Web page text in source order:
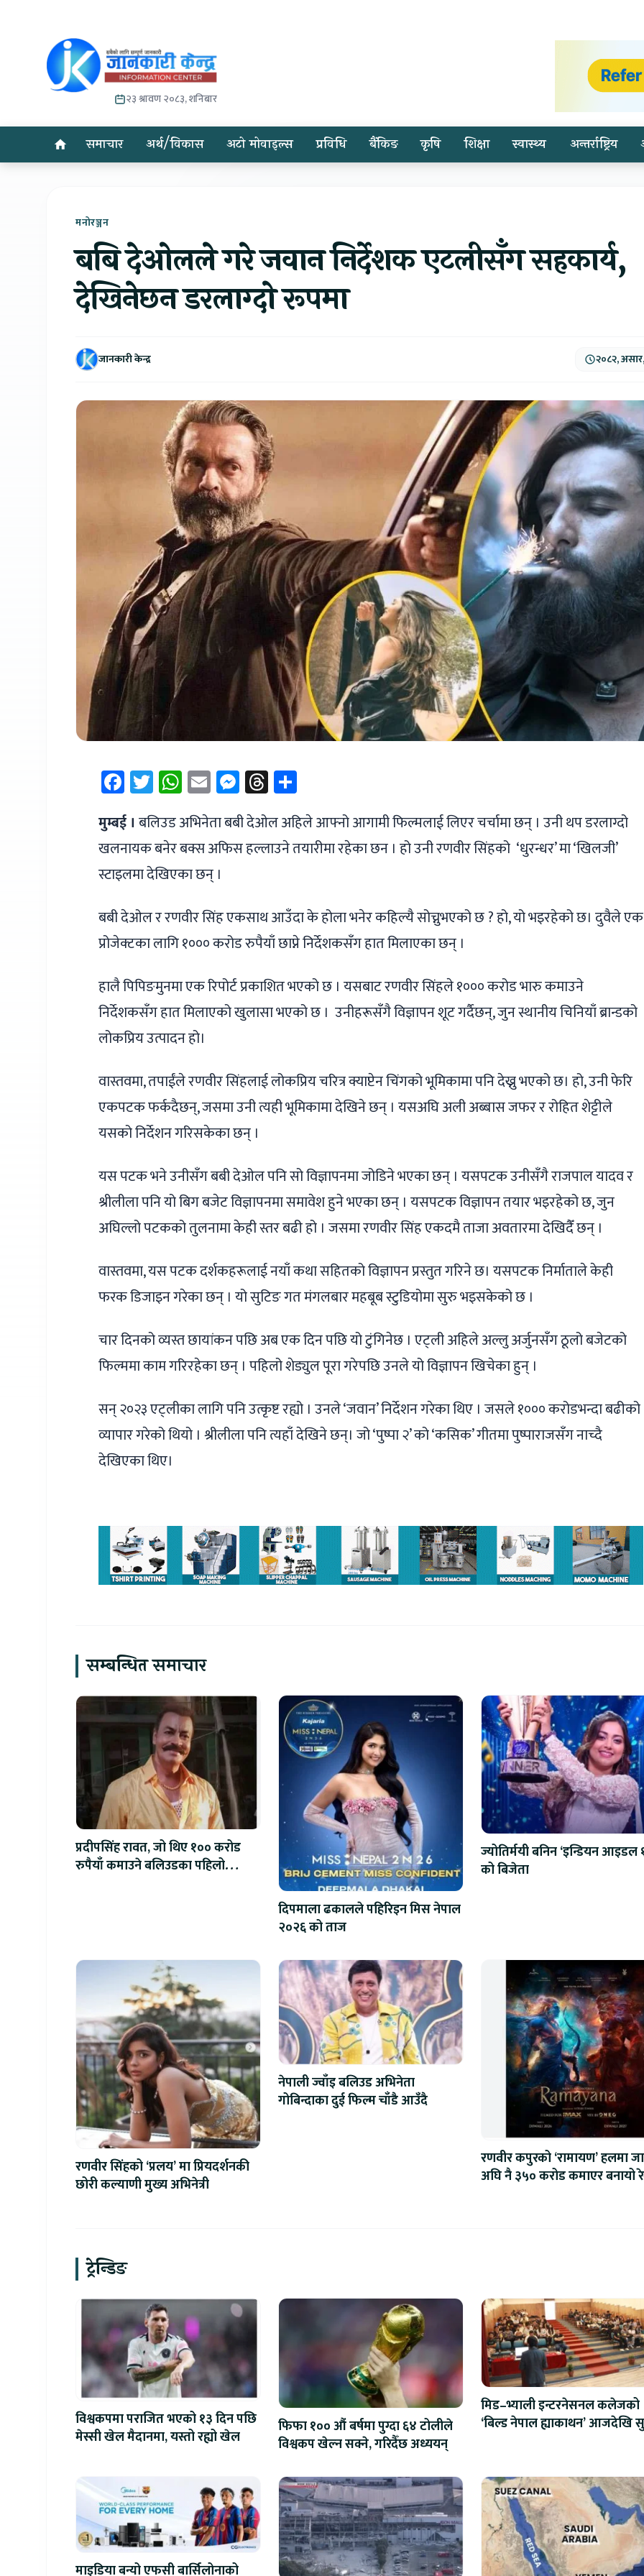
२३ श्रावण २०८३, शनिबार
समाचार अर्थ/विकास अटो मोवाइल्स प्रविधि बैंकिङ कृषि शिक्षा स्वास्थ्य अन्तर्राष्ट्रिय
मनोरञ्जन
बबि देओलले गरे जवान निर्देशक एटलीसँग सहकार्य,
देखिनेछन डरलाग्दो रूपमा
जानकारी केन्द्र २०८२,
Facebook
Twitter
WhatsApp
EmailMessenger
Threads
मुम्बई । बलिउड अभिनेता बबी देओल अहिले आफ्नो आगामी फिल्मलाई लिएर चर्चामा छन् । उनी थप डरलाग्दो
खलनायक बनेर बक्स अफिस हल्लाउने तयारीमा रहेका छन । हो उनी रणवीर सिंहको ‘धुरन्धर’ मा ‘खिलजी’
स्टाइलमा देखिएका छन् ।
बबी देओल र रणवीर सिंह एकसाथ आउँदा के होला भनेर कहिल्यै सोच्नुभएको छ ? हो, यो भइरहेको छ। दुवैले एक
प्रोजेक्टका लागि १००० करोड रुपैयाँ छाप्ने निर्देशकसँग हात मिलाएका छन् ।
हालै पिपिङमुनमा एक रिपोर्ट प्रकाशित भएको छ । यसबाट रणवीर सिंहले १००० करोड भारु कमाउने
निर्देशकसँग हात मिलाएको खुलासा भएको छ । उनीहरूसँगै विज्ञापन शूट गर्दैछन्, जुन स्थानीय चिनियाँ ब्रान्डको
लोकप्रिय उत्पादन हो।
वास्तवमा, तपाईंले रणवीर सिंहलाई लोकप्रिय चरित्र क्याप्टेन चिंगको भूमिकामा पनि देख्नु भएको छ। हो, उनी फेरि
एकपटक फर्कदैछन्, जसमा उनी त्यही भूमिकामा देखिने छन् । यसअघि अली अब्बास जफर र रोहित शेट्टीले
यसको निर्देशन गरिसकेका छन् ।
यस पटक भने उनीसँग बबी देओल पनि सो विज्ञापनमा जोडिने भएका छन् । यसपटक उनीसँगै राजपाल यादव र
श्रीलीला पनि यो बिग बजेट विज्ञापनमा समावेश हुने भएका छन् । यसपटक विज्ञापन तयार भइरहेको छ, जुन
अघिल्लो पटकको तुलनामा केही स्तर बढी हो । जसमा रणवीर सिंह एकदमै ताजा अवतारमा देखिदैँ छन् ।
वास्तवमा, यस पटक दर्शकहरूलाई नयाँ कथा सहितको विज्ञापन प्रस्तुत गरिने छ। यसपटक निर्माताले केही
फरक डिजाइन गरेका छन् । यो सुटिङ गत मंगलबार महबूब स्टुडियोमा सुरु भइसकेको छ ।
चार दिनको व्यस्त छायांकन पछि अब एक दिन पछि यो टुंगिनेछ । एट्ली अहिले अल्लु अर्जुनसँग ठूलो बजेटको
फिल्ममा काम गरिरहेका छन् । पहिलो शेड्युल पूरा गरेपछि उनले यो विज्ञापन खिचेका हुन् ।
सन् २०२३ एट्लीका लागि पनि उत्कृष्ट रह्यो । उनले ‘जवान’ निर्देशन गरेका थिए । जसले १००० करोडभन्दा बढीको
व्यापार गरेको थियो । श्रीलीला पनि त्यहाँ देखिने छन्। जो ‘पुष्पा २’ को ‘कसिक’ गीतमा पुष्पाराजसँग नाच्दै
देखिएका थिए।
सम्बन्धित समाचार
प्रदीपसिंह रावत, जो थिए १०० करोड
रुपैयाँ कमाउने बलिउडका पहिलो
दिपमाला ढकालले पहिरिइन मिस नेपाल
२०२६ को ताज
ज्योतिर्मयी बनिन ‘इन्डियन आइडल
को बिजेता
रणवीर सिंहको ‘प्रलय’ मा प्रियदर्शनकी
छोरी कल्याणी मुख्य अभिनेत्री
नेपाली ज्वाँइ बलिउड अभिनेता
गोबिन्दाका दुई फिल्म चाँडै आउँदै
रणवीर कपुरको ‘रामायण’ हलमा
अघि नै ३५० करोड कमाएर बनायो
ट्रेन्डिङ
विश्वकपमा पराजित भएको १३ दिन पछि
मेस्सी खेल मैदानमा, यस्तो रह्यो खेल
फिफा १०० औं बर्षमा पुग्दा ६४ टोलीले
विश्वकप खेल्न सक्ने, गरिदैँछ अध्ययन्
मिड–भ्याली इन्टरनेसनल कलेजको
‘बिल्ड नेपाल ह्याकाथन’ आजदेखि
माइडिया बन्यो एफसी बार्सिलोनाको